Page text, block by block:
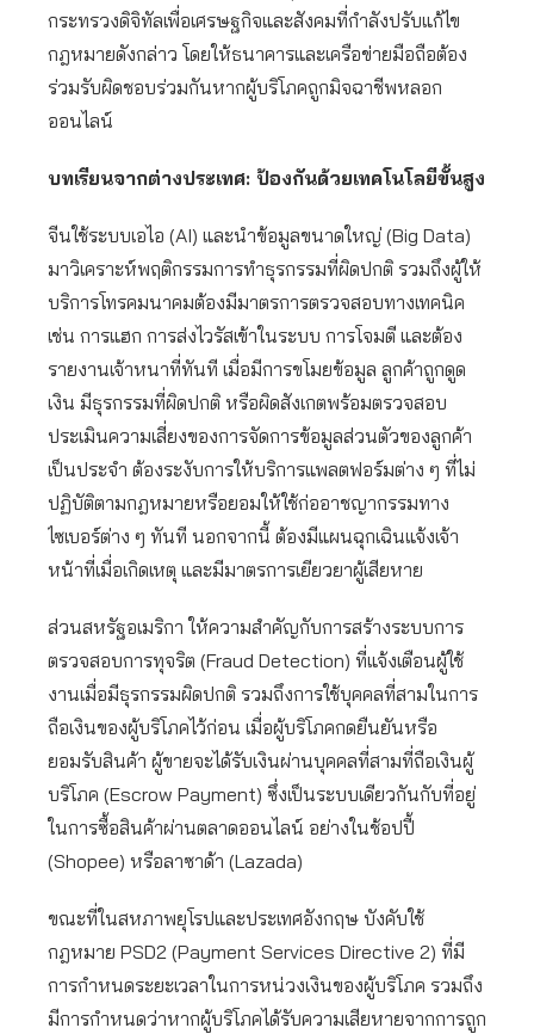
กระทรวงดิจิทัลเพื่อเศรษฐกิจและสังคมที่กำลังปรับแก้ไข
กฎหมายดังกล่าว โดยให้ธนาคารและเครือข่ายมือถือต้อง
ร่วมรับผิดชอบร่วมกันหากผู้บริโภคถูกมิจฉาชีพหลอก
ออนไลน์
บทเรียนจากต่างประเทศ: ป้องกันด้วยเทคโนโลยีขั้นสูง
จีนใช้ระบบเอไอ (AI) และนำข้อมูลขนาดใหญ่ (Big Data)
มาวิเคราะห์พฤติกรรมการทำธุรกรรมที่ผิดปกติ รวมถึงผู้ให้
บริการโทรคมนาคมต้องมีมาตรการตรวจสอบทางเทคนิค
เช่น การแฮก การส่งไวรัสเข้าในระบบ การโจมตี และต้อง
รายงานเจ้าหนาที่ทันที เมื่อมีการขโมยข้อมูล ลูกค้าถูกดูด
เงิน มีธุรกรรมที่ผิดปกติ หรือผิดสังเกตพร้อมตรวจสอบ
ประเมินความเสี่ยงของการจัดการข้อมูลส่วนตัวของลูกค้า
เป็นประจำ ต้องระงับการให้บริการแพลตฟอร์มต่าง ๆ ที่ไม่
ปฏิบัติตามกฎหมายหรือยอมให้ใช้ก่ออาชญากรรมทาง
ไซเบอร์ต่าง ๆ ทันที นอกจากนี้ ต้องมีแผนฉุกเฉินแจ้งเจ้า
หน้าที่เมื่อเกิดเหตุ และมีมาตรการเยียวยาผู้เสียหาย
ส่วนสหรัฐอเมริกา ให้ความสำคัญกับการสร้างระบบการ
ตรวจสอบการทุจริต (Fraud Detection) ที่แจ้งเตือนผู้ใช้
งานเมื่อมีธุรกรรมผิดปกติ รวมถึงการใช้บุคคลที่สามในการ
ถือเงินของผู้บริโภคไว้ก่อน เมื่อผู้บริโภคกดยืนยันหรือ
ยอมรับสินค้า ผู้ขายจะได้รับเงินผ่านบุคคลที่สามที่ถือเงินผู้
บริโภค (Escrow Payment) ซึ่งเป็นระบบเดียวกันกับที่อยู่
ในการซื้อสินค้าผ่านตลาดออนไลน์ อย่างในช้อปปี้
(Shopee) หรือลาซาด้า (Lazada)
ขณะที่ในสหภาพยุโรปและประเทศอังกฤษ บังคับใช้
กฎหมาย PSD2 (Payment Services Directive 2) ที่มี
การกำหนดระยะเวลาในการหน่วงเงินของผู้บริโภค รวมถึง
มีการกำหนดว่าหากผู้บริโภคได้รับความเสียหายจากการถูก